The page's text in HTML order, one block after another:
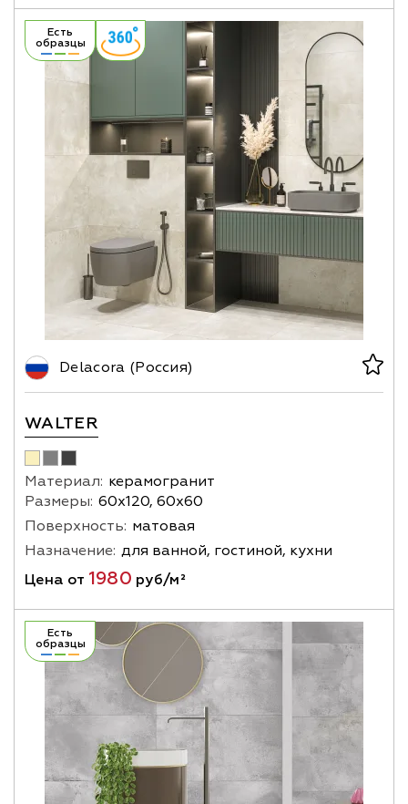
Есть
образцы
Delacora (Россия)
WALTER
Материал: керамогранит
Размеры: 60х120, 60х60
Поверхность: матовая
Назначение: для ванной, гостиной, кухни
Цена от 1980 руб/м²
Есть
образцы